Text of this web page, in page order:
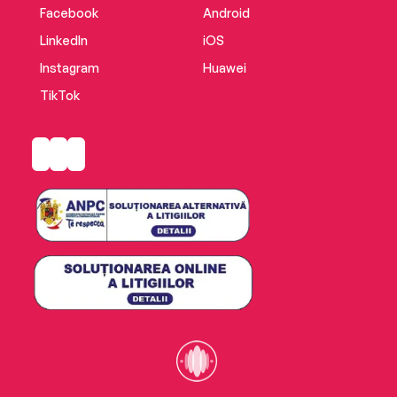
Facebook
LinkedIn
Instagram
TikTok
Android
iOS
Huawei